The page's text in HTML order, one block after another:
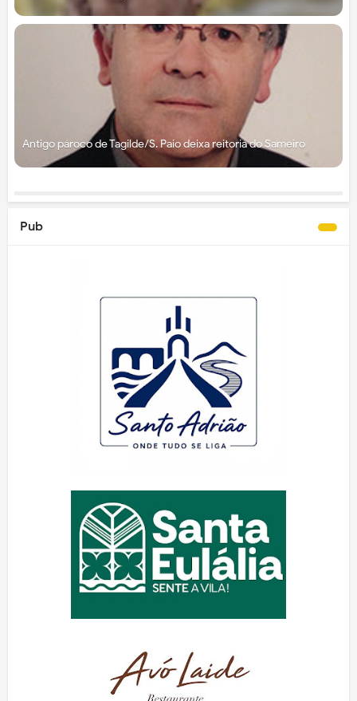
Antigo pároco de Tagilde/S. Paio deixa reitoria do Sameiro
Pub